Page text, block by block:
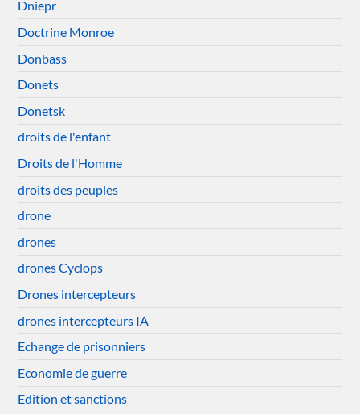
Dniepr
Doctrine Monroe
Donbass
Donets
Donetsk
droits de l'enfant
Droits de l'Homme
droits des peuples
drone
drones
drones Cyclops
Drones intercepteurs
drones intercepteurs IA
Echange de prisonniers
Economie de guerre
Edition et sanctions